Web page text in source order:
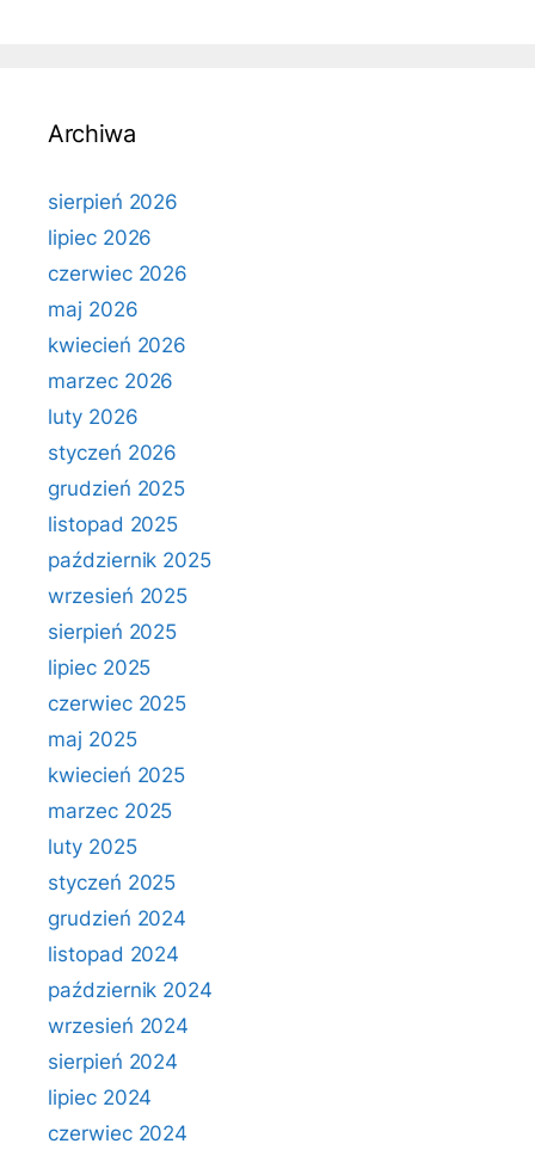
Archiwa
sierpień 2026
lipiec 2026
czerwiec 2026
maj 2026
kwiecień 2026
marzec 2026
luty 2026
styczeń 2026
grudzień 2025
listopad 2025
październik 2025
wrzesień 2025
sierpień 2025
lipiec 2025
czerwiec 2025
maj 2025
kwiecień 2025
marzec 2025
luty 2025
styczeń 2025
grudzień 2024
listopad 2024
październik 2024
wrzesień 2024
sierpień 2024
lipiec 2024
czerwiec 2024